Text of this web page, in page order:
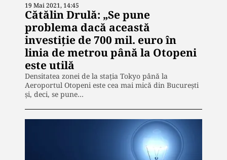
19 Mai 2021, 14:45
Cătălin Drulă: „Se pune
problema dacă această
investiţie de 700 mil. euro în
linia de metrou până la Otopeni
este utilă
Densitatea zonei de la staţia Tokyo până la
Aeroportul Otopeni este cea mai mică din Bucureşti
şi, deci, se pune…